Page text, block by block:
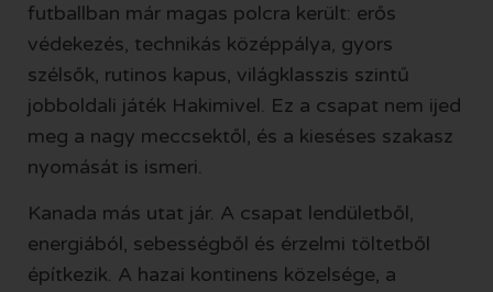
futballban már magas polcra került: erős
védekezés, technikás középpálya, gyors
szélsők, rutinos kapus, világklasszis szintű
jobboldali játék Hakimivel. Ez a csapat nem ijed
meg a nagy meccsektől, és a kieséses szakasz
nyomását is ismeri.
Kanada más utat jár. A csapat lendületből,
energiából, sebességből és érzelmi töltetből
építkezik. A hazai kontinens közelsége, a